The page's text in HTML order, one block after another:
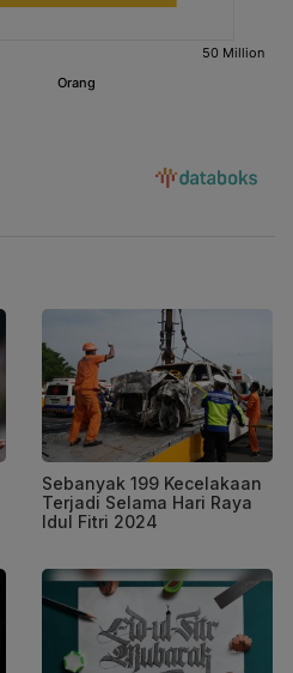
Sebanyak 199 Kecelakaan
Terjadi Selama Hari Raya
Idul Fitri 2024